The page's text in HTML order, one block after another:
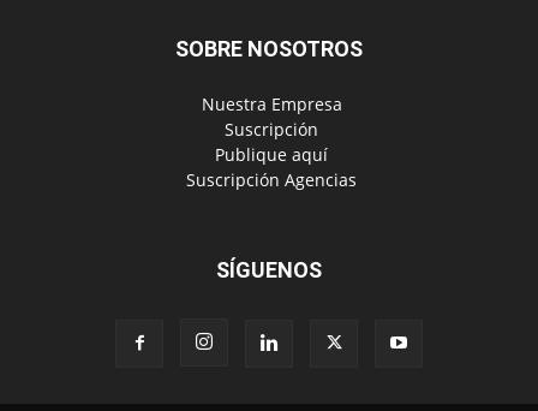
SOBRE NOSOTROS
‎ Nuestra Empresa
‎ Suscripción
‎ Publique aquí
‎ Suscripción Agencias
SÍGUENOS